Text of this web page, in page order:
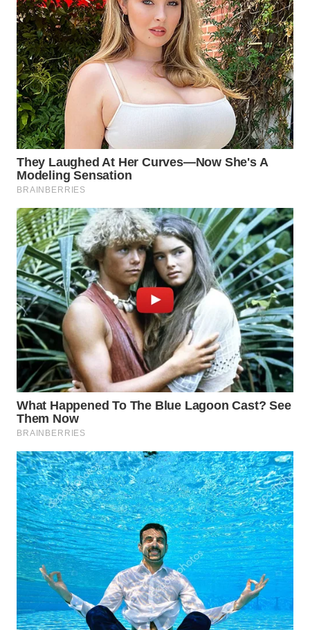
KARO
WN
SIMALUNGUN
WN
LABUHANBATU
WN
TAPANULI
TENGAH
WN DELI
SERDANG
WN
TEBING
TINGGI
WN
PAKPAK
WN
KARAWANG
WN
WN
BOGOR
WN
DEPOK
WN
TAPANULI
UTARA